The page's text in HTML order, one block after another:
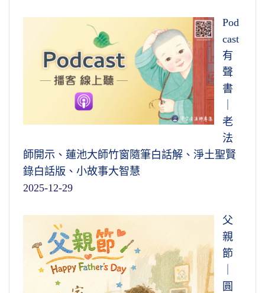
Pod
cast
有
聲
書
老
法
師開示、蓮池大師竹窗隨筆白話解、淨土聖賢
錄白話版、小故事大智慧
2025-12-29
父
親
節
圓